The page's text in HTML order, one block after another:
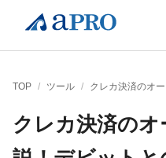
TOP / ツール / クレカ決済のオ
クレカ決済の